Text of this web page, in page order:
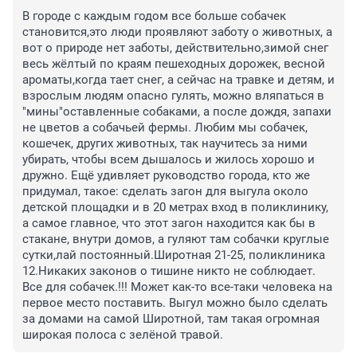
В городе с каждым годом все больше собачек
становится,это люди проявляют заботу о животных, а
вот о природе нет заботы, действительно,зимой снег
весь жёлтый по краям пешеходных дорожек, весной
ароматы,когда тает снег, а сейчас на травке и детям, и
взрослым людям опасно гулять, можно вляпаться в
"мины"оставленные собаками, а после дождя, запахи
не цветов а собачьей фермы. Любим мы собачек,
кошечек, других животных, так научитесь за ними
убирать, чтобы всем дышалось и жилось хорошо и
дружно. Ещё удивляет руководство города, кто же
придумал, такое: сделать загон для выгула около
детской площадки и в 20 метрах вход в поликлинику,
а самое главное, что этот загон находится как бы в
стакане, внутри домов, а гуляют там собачки круглые
сутки,лай постоянный.Широтная 21-25, поликлиника
12.Никаких законов о тишине никто не соблюдает.
Все для собачек.!!! Может как-то все-таки человека на
первое место поставить. Выгул можно было сделать
за домами на самой Широтной, там такая огромная
широкая полоса с зелёной травой.